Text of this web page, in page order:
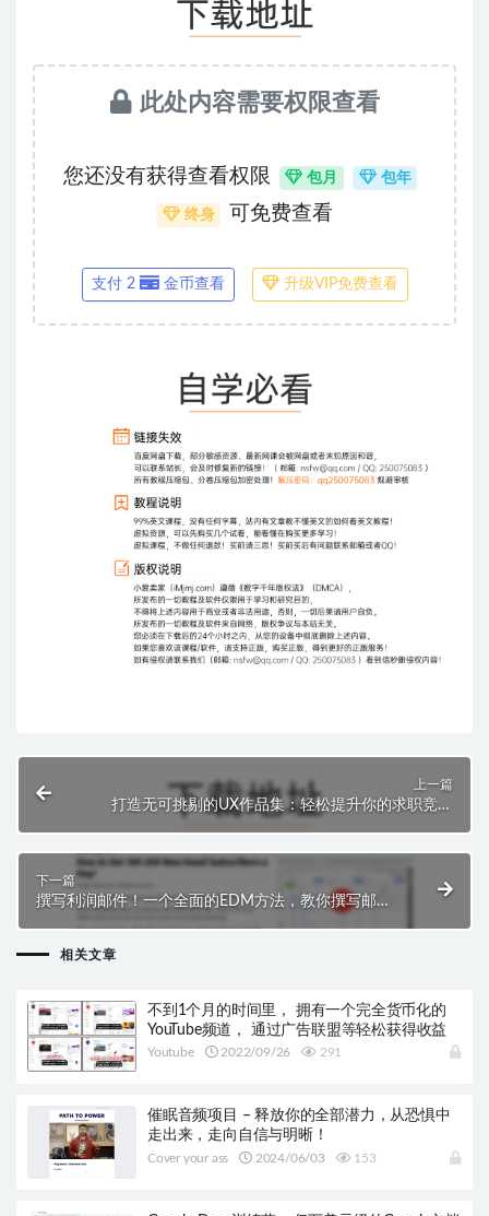
此处内容需要权限查看
您还没有获得查看权限 包月 包年
终身 可免费查看
支付 2 金币查看 升级VIP免费查看
上一篇
打造无可挑剔的UX作品集：轻松提升你的求职竞争
下一篇
撰写利润邮件！一个全面的EDM方法，教你撰写邮
相关文章
不到1个月的时间里， 拥有一个完全货币化的
YouTube频道， 通过广告联盟等轻松获得收益
Youtube 2022/09/26 291
催眠音频项目 – 释放你的全部潜力，从恐惧中
走出来，走向自信与明晰！
Cover your ass 2024/06/03 153